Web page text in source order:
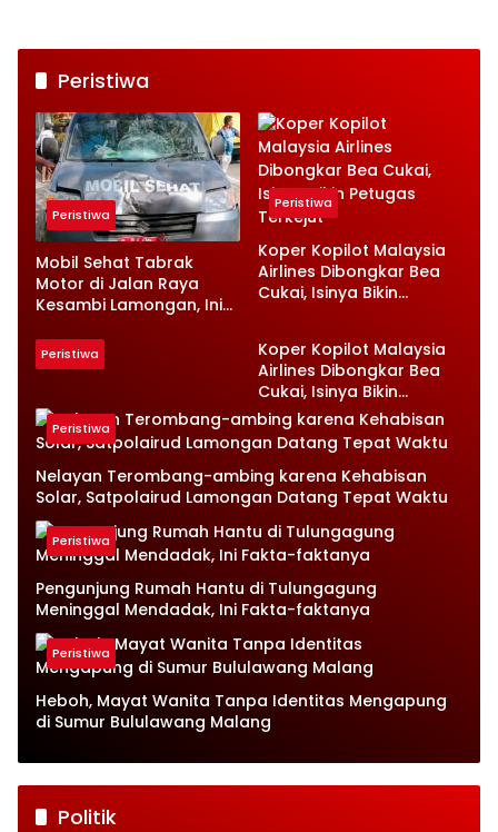
Peristiwa
Peristiwa
Mobil Sehat Tabrak
Motor di Jalan Raya
Kesambi Lamongan, Ini
Peristiwa
Koper Kopilot Malaysia
Airlines Dibongkar Bea
Cukai, Isinya Bikin
Peristiwa
Koper Kopilot Malaysia
Airlines Dibongkar Bea
Cukai, Isinya Bikin
Petugas Terkejut
Peristiwa
Nelayan Terombang-ambing karena Kehabisan
Solar, Satpolairud Lamongan Datang Tepat Waktu
Peristiwa
Pengunjung Rumah Hantu di Tulungagung
Meninggal Mendadak, Ini Fakta-faktanya
Peristiwa
Heboh, Mayat Wanita Tanpa Identitas Mengapung
di Sumur Bululawang Malang
Politik